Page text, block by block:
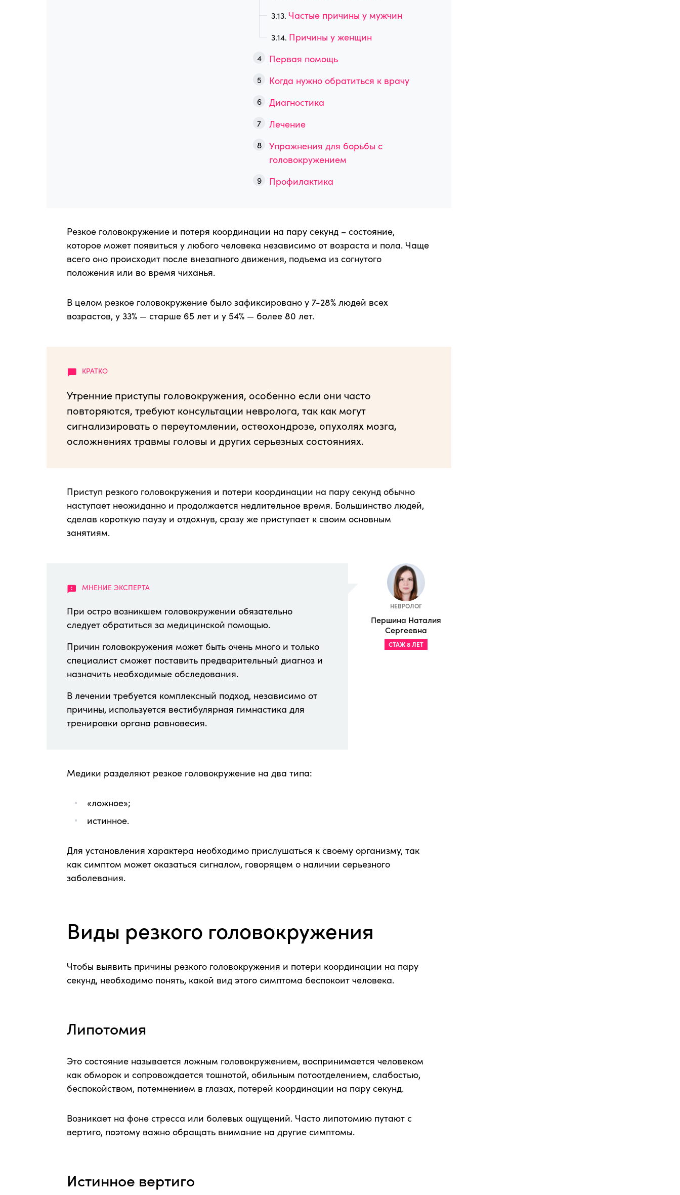
Частые причины у мужчин
Причины у женщин
Первая помощь
Когда нужно обратиться к врачу
Диагностика
Лечение
Упражнения для борьбы с
головокружением
Профилактика
Резкое головокружение и потеря координации на пару секунд – состояние,
которое может появиться у любого человека независимо от возраста и пола. Чаще
всего оно происходит после внезапного движения, подъема из согнутого
положения или во время чиханья.
В целом резкое головокружение было зафиксировано у 7-28% людей всех
возрастов, у 33% — старше 65 лет и у 54% — более 80 лет.
Утренние приступы головокружения, особенно если они часто
повторяются, требуют консультации невролога, так как могут
сигнализировать о переутомлении, остеохондрозе, опухолях мозга,
осложнениях травмы головы и других серьезных состояниях.
Приступ резкого головокружения и потери координации на пару секунд обычно
наступает неожиданно и продолжается недлительное время. Большинство людей,
сделав короткую паузу и отдохнув, сразу же приступает к своим основным
занятиям.
При остро возникшем головокружении обязательно
следует обратиться за медицинской помощью.
Причин головокружения может быть очень много и только
специалист сможет поставить предварительный диагноз и
назначить необходимые обследования.
В лечении требуется комплексный подход, независимо от
причины, используется вестибулярная гимнастика для
тренировки органа равновесия.
НЕВРОЛОГ
Першина Наталия
Сергеевна
СТАЖ 8 ЛЕТ
Медики разделяют резкое головокружение на два типа:
«ложное»;
истинное.
Для установления характера необходимо прислушаться к своему организму, так
как симптом может оказаться сигналом, говорящем о наличии серьезного
заболевания.
Виды резкого головокружения
Чтобы выявить причины резкого головокружения и потери координации на пару
секунд, необходимо понять, какой вид этого симптома беспокоит человека.
Липотомия
Это состояние называется ложным головокружением, воспринимается человеком
как обморок и сопровождается тошнотой, обильным потоотделением, слабостью,
беспокойством, потемнением в глазах, потерей координации на пару секунд.
Возникает на фоне стресса или болевых ощущений. Часто липотомию путают с
вертиго, поэтому важно обращать внимание на другие симптомы.
Истинное вертиго